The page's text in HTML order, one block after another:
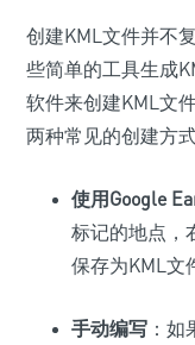
创建KML文件并不
些简单的工具生成
软件来创建KML文
两种常见的创建方式
使用Google
标记的地点，
保存为KML文
手动编写 ：